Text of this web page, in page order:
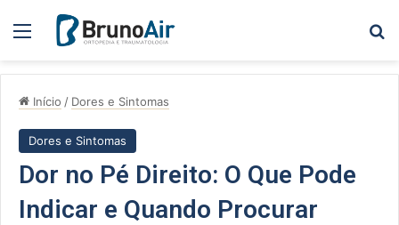
Menu
Início / Dores e Sintomas
Dores e Sintomas
Dor no Pé Direito: O Que Pode
Indicar e Quando Procurar